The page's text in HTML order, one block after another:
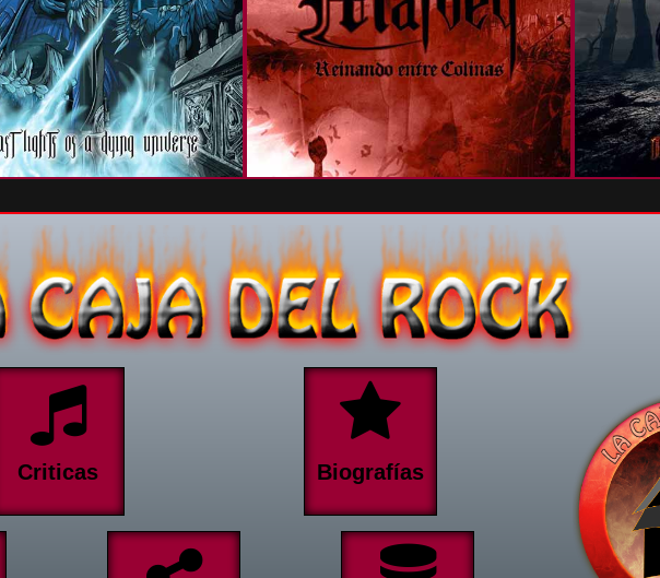
Criticas Biografías